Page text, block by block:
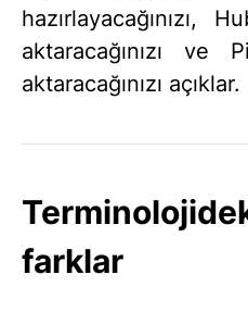
hazırlayacağınızı,
aktaracağınızı ve
aktaracağınızı açıklar.
farklar